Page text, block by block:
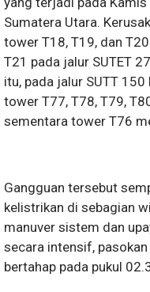
Sumatera Utara.
tower T18, T19, dan
T21 pada jalur SUTET
itu, pada jalur SUTT
tower T77, T78, T79,
sementara tower T76
Gangguan tersebut
kelistrikan di sebagian
manuver sistem dan
secara intensif,
bertahap pada pukul